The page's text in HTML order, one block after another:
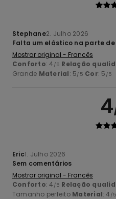
Stephane2. Julho 2026
Falta um elástico na parte
Mostrar original - Francês
Conforto: 4 /5 Relação
Grande Material: 5/5 Cor: 5 /5
4
Eric1. Julho 2026
Sem comentários
Mostrar original - Francês
Conforto: 4 /5 Relação
Tamanho perfeito Material: 4 /5